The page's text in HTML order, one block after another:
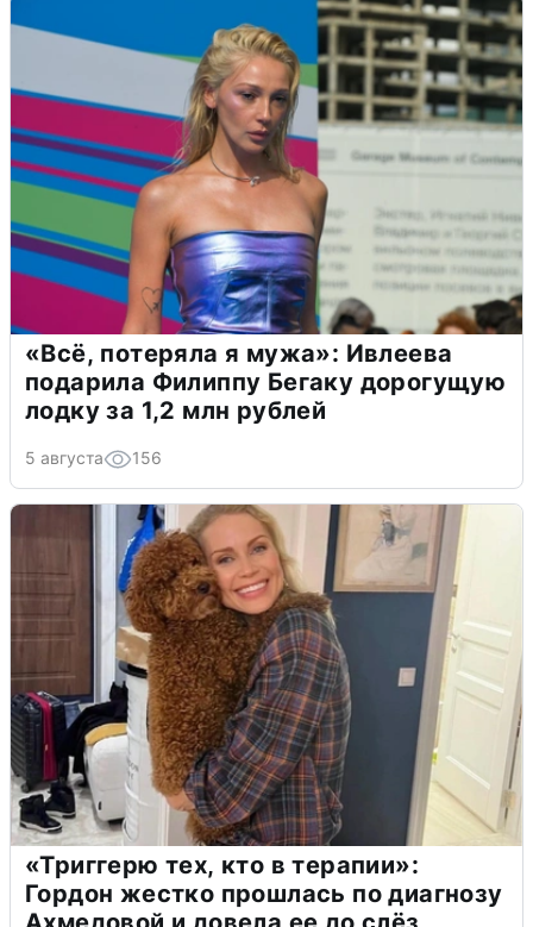
«Всё, потеряла я мужа»: Ивлеева
подарила Филиппу Бегаку дорогущую
лодку за 1,2 млн рублей
5 августа 156
«Триггерю тех, кто в терапии»:
Гордон жестко прошлась по диагнозу